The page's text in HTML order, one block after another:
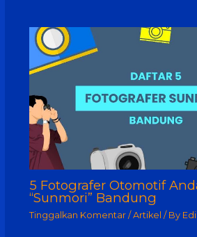
5 Fotografer Otomotif
“Sunmori” Bandung
Tinggalkan Komentar / Artikel / By